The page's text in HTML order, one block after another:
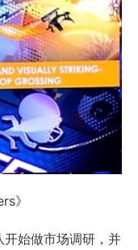
》
始做市场调研，并